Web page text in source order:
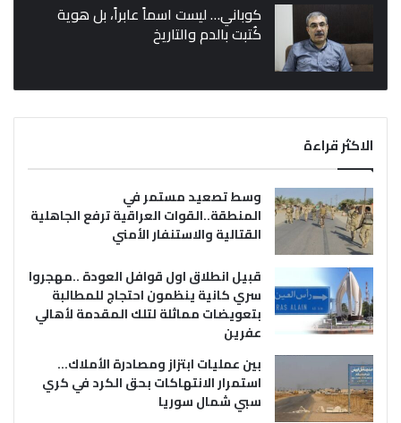
كوباني… ليست اسماً عابراً، بل هوية
كُتبت بالدم والتاريخ
الاكثر قراءة
وسط تصعيد مستمر في
المنطقة..القوات العراقية ترفع الجاهلية
القتالية والاستنفار الأمني
قبيل انطلاق اول قوافل العودة ..مهجروا
سري كانية ينظمون احتجاج للمطالبة
بتعويضات مماثلة لتلك المقدمة لأهالي
عفرين
بين عمليات ابتزاز ومصادرة الأملاك…
استمرار الانتهاكات بحق الكرد في كري
سبي شمال سوريا